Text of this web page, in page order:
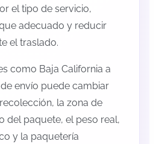
el tipo de servicio,
adecuado y reducir
el traslado.
como Baja California a
envío puede cambiar
la zona de
del paquete, el peso real,
y la paquetería